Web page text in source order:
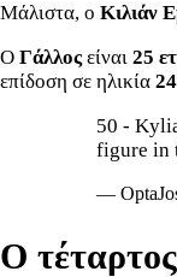
Μάλιστα, ο Κιλιάν
Ο Γάλλοςείναι 25
επίδοση σε ηλικία
50 -
figure in
—
Ο